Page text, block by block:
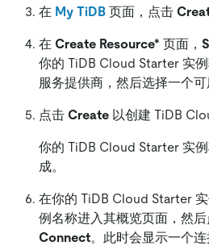
在 My TiDB 页面，点击
在 Create Resource* 页面，
你的 TiDB Cloud Starter 实
服务提供商，然后选择一个可
点击 Create 以创建 TiDB
你的 TiDB Cloud Starter 实
成。
在你的 TiDB Cloud Starter
例名称进入其概览页面，然
Connect。此时会显示一个连